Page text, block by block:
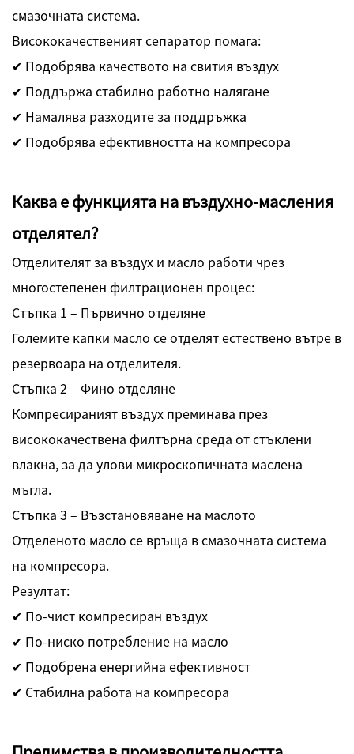
смазочната система.
Висококачественият сепаратор помага:
✔ Подобрява качеството на свития въздух
✔ Поддържа стабилно работно налягане
✔ Намалява разходите за поддръжка
✔ Подобрява ефективността на компресора
Каква е функцията на въздухно-масления
отделятел?
Отделителят за въздух и масло работи чрез
многостепенен филтрационен процес:
Стъпка 1 – Първично отделяне
Големите капки масло се отделят естествено вътре в
резервоара на отделителя.
Стъпка 2 – Фино отделяне
Компресираният въздух преминава през
висококачествена филтърна среда от стъклени
влакна, за да улови микроскопичната маслена
мъгла.
Стъпка 3 – Възстановяване на маслото
Отделеното масло се връща в смазочната система
на компресора.
Резултат:
✔ По-чист компресиран въздух
✔ По-ниско потребление на масло
✔ Подобрена енергийна ефективност
✔ Стабилна работа на компресора